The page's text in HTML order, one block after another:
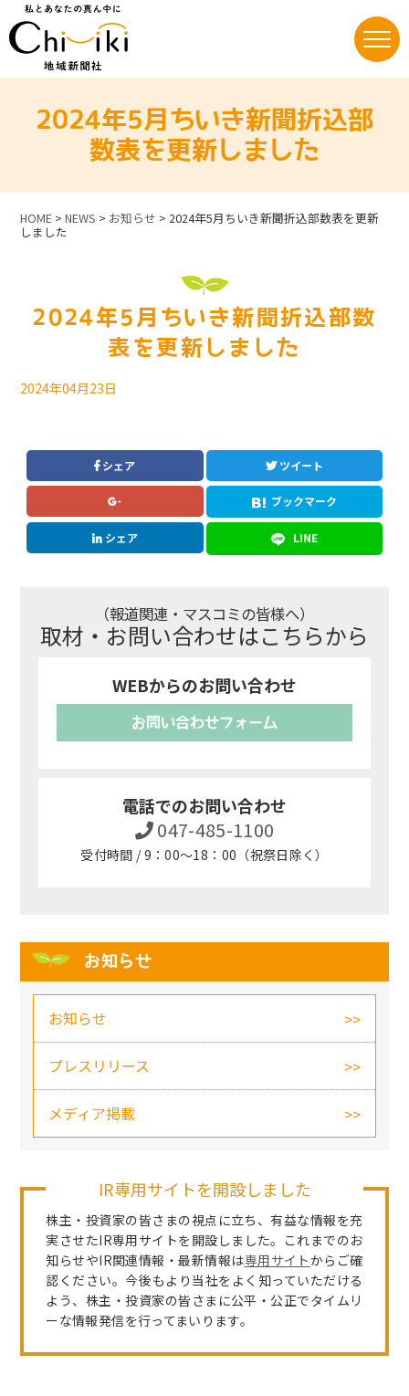
content2024年5月ちいき新聞折込部
数表を更新しました
HOME >NEWS > お知らせ >2024年5月ちいき新聞折込部数表を更新
しました
2024年5月ちいき新聞折込部数
表を更新しました
2024年04月23日
シェア ツイート
ブックマーク
シェア LINE
（報道関連・マスコミの皆様へ）
取材・お問い合わせはこちらから
WEBからのお問い合わせ
お問い合わせフォーム
電話でのお問い合わせ
047-485-1100
受付時間 / 9：00～18：00（祝祭日除く）
お知らせ
お知らせ
プレスリリース
メディア掲載
IR専用サイトを開設しました
株主・投資家の皆さまの視点に立ち、有益な情報を充
実させたIR専用サイトを開設しました。これまでのお
知らせやIR関連情報・最新情報は専用サイトからご確
認ください。今後もより当社をよく知っていただける
よう、株主・投資家の皆さまに公平・公正でタイムリ
ーな情報発信を行ってまいります。